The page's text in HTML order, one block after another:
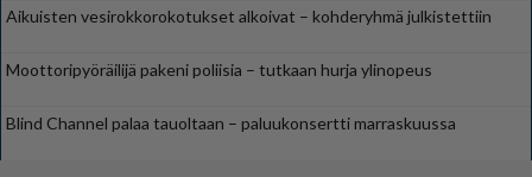
Aikuisten vesirokkorokotukset alkoivat – kohderyhmä julkistettiin
Moottoripyöräilijä pakeni poliisia – tutkaan hurja ylinopeus
Blind Channel palaa tauoltaan – paluukonsertti marraskuussa